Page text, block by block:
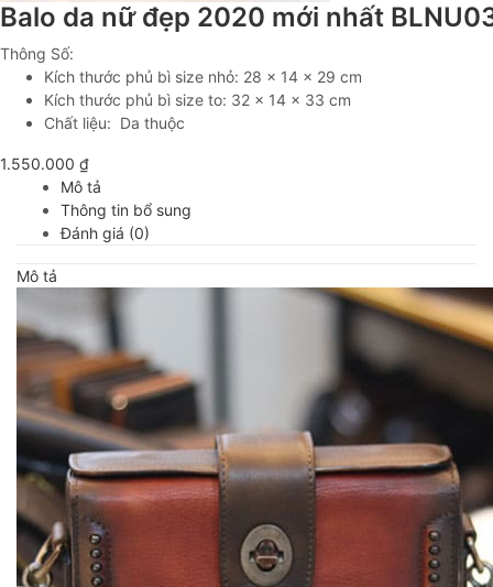
Balo da nữ đẹp 2020 mới nhất
Thông Số:
Kích thước phủ bì size nhỏ: 28 x 14 x 29 cm
Kích thước phủ bì size to: 32 x 14 x 33 cm
Chất liệu: Da thuộc
1.550.000 ₫
Mô tả
Thông tin bổ sung
Đánh giá (0)
Mô tả